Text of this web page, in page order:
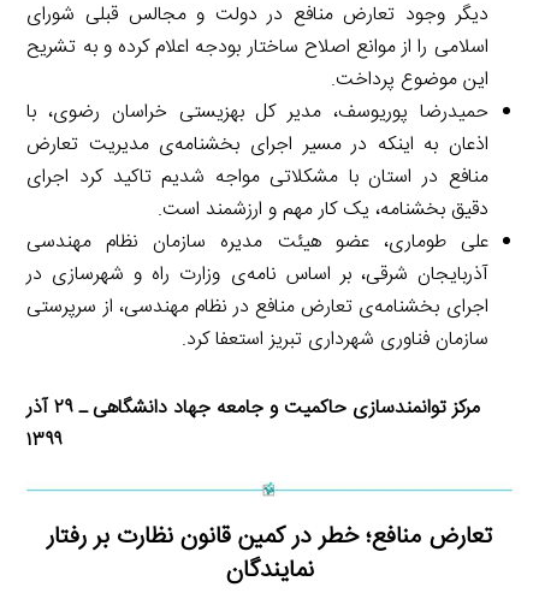
دیگر وجود تعارض منافع در دولت و مجالس قبلی شورای
اسلامی را از موانع اصلاح ساختار بودجه اعلام کرده و به تشریح
این موضوع پرداخت.
حمیدرضا پوریوسف، مدیر کل بهزیستی خراسان رضوی، با
اذعان به اینکه در مسیر اجرای بخشنامه‌ی مدیریت تعارض
منافع در استان با مشکلاتی مواجه شدیم تاکید کرد اجرای
دقیق بخشنامه‌، یک کار مهم و ارزشمند است.
علی طوماری، عضو هیئت مدیره سازمان نظام مهندسی
آذربایجان شرقی، بر اساس نامه‌ی وزارت راه و شهرسازی در
اجرای بخشنامه‌ی تعارض منافع در نظام مهندسی، از سرپرستی
سازمان فناوری شهرداری تبریز استعفا کرد.
مرکز توانمندسازی حاکمیت و جامعه جهاد دانشگاهی ـ ۲۹ آذر
۱۳۹۹
تعارض منافع؛ خطر در کمین قانون نظارت بر رفتار
نمایندگان